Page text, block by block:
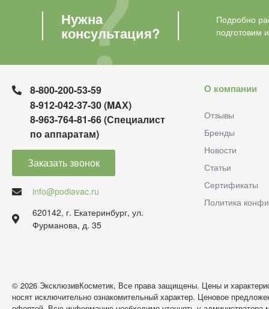
Нужна
консультация?
Подробно
подготовим
8-800-200-53-59
8-912-042-37-30 (MAХ)
8-963-764-81-66 (Специалист
по аппаратам)
Заказать звонок
info@podiavac.ru
620142, г. Екатеринбург, ул.
Фурманова, д. 35
О компании
Отзывы
Бренды
Новости
Статьи
Сертификаты
Политика
© 2026 ЭксклюзивКосметик, Все права защищены. Цены и
носят исключительно ознакомительный характер. Ценовое